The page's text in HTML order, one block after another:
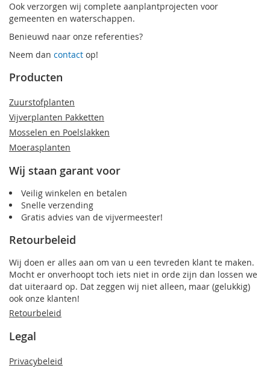
Ook verzorgen wij complete aanplantprojecten voor
gemeenten en waterschappen.
Benieuwd naar onze referenties?
Neem dan contact op!
Producten
Zuurstofplanten
Vijverplanten Pakketten
Mosselen en Poelslakken
Moerasplanten
Wij staan garant voor
Veilig winkelen en betalen
Snelle verzending
Gratis advies van de vijvermeester!
Retourbeleid
Wij doen er alles aan om van u een tevreden klant te maken.
Mocht er onverhoopt toch iets niet in orde zijn dan lossen we
dat uiteraard op. Dat zeggen wij niet alleen, maar (gelukkig)
ook onze klanten!
Retourbeleid
Legal
Privacybeleid